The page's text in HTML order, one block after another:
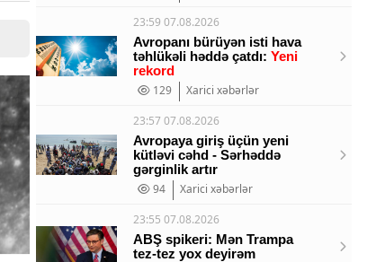
23:59 07.08.2026
Avropanı bürüyən isti hava
təhlükəli həddə çatdı: Yeni
rekord
129
Xarici xəbərlər
23:57 07.08.2026
Avropaya giriş üçün yeni
kütləvi cəhd - Sərhəddə
gərginlik artır
94
Xarici xəbərlər
23:55 07.08.2026
ABŞ spikeri: Mən Trampa
tez-tez yox deyirəm